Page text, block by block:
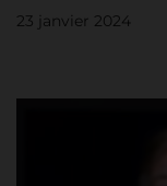
23 janvier 2024